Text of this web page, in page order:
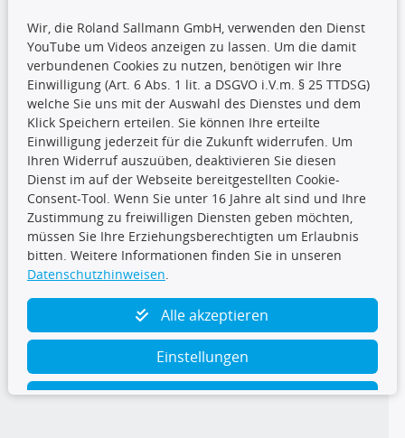
CARAT Gruppe
Folge uns
TecDoc Inside
Wir, die Roland Sallmann GmbH, verwenden den Dienst
YouTube um Videos anzeigen zu lassen. Um die damit
verbundenen Cookies zu nutzen, benötigen wir Ihre
Einwilligung (Art. 6 Abs. 1 lit. a DSGVO i.V.m. § 25 TTDSG)
welche Sie uns mit der Auswahl des Dienstes und dem
Klick Speichern erteilen. Sie können Ihre erteilte
Einwilligung jederzeit für die Zukunft widerrufen. Um
Ihren Widerruf auszuüben, deaktivieren Sie diesen
Dienst im auf der Webseite bereitgestellten Cookie-
Consent-Tool. Wenn Sie unter 16 Jahre alt sind und Ihre
Zustimmung zu freiwilligen Diensten geben möchten,
müssen Sie Ihre Erziehungsberechtigten um Erlaubnis
bitten. Weitere Informationen finden Sie in unseren
Datenschutzhinweisen.
Alle akzeptieren
Einstellungen
Ablehnen